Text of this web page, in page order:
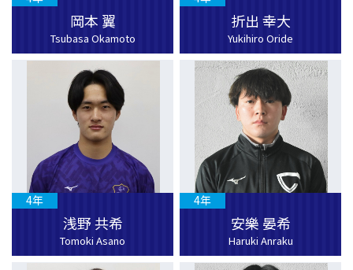
岡本 翼
Tsubasa Okamoto
折出 幸大
Yukihiro Oride
浅野 共希
Tomoki Asano
4年
安樂 晏希
Haruki Anraku
4年